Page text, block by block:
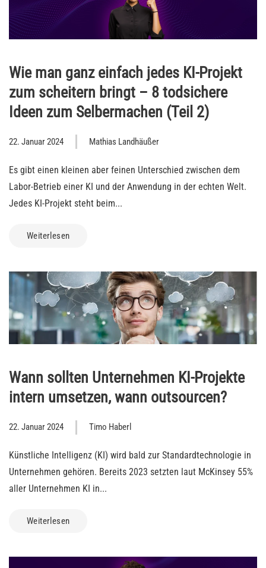
Wie man ganz einfach jedes KI-Projekt
zum scheitern bringt – 8 todsichere
Ideen zum Selbermachen (Teil 2)
22. Januar 2024 Mathias Landhäußer
Es gibt einen kleinen aber feinen Unterschied zwischen dem
Labor-Betrieb einer KI und der Anwendung in der echten Welt.
Jedes KI-Projekt steht beim...
Weiterlesen
Wann sollten Unternehmen KI-Projekte
intern umsetzen, wann outsourcen?
22. Januar 2024 Timo Haberl
Künstliche Intelligenz (KI) wird bald zur Standardtechnologie in
Unternehmen gehören. Bereits 2023 setzten laut McKinsey 55%
aller Unternehmen KI in...
Weiterlesen